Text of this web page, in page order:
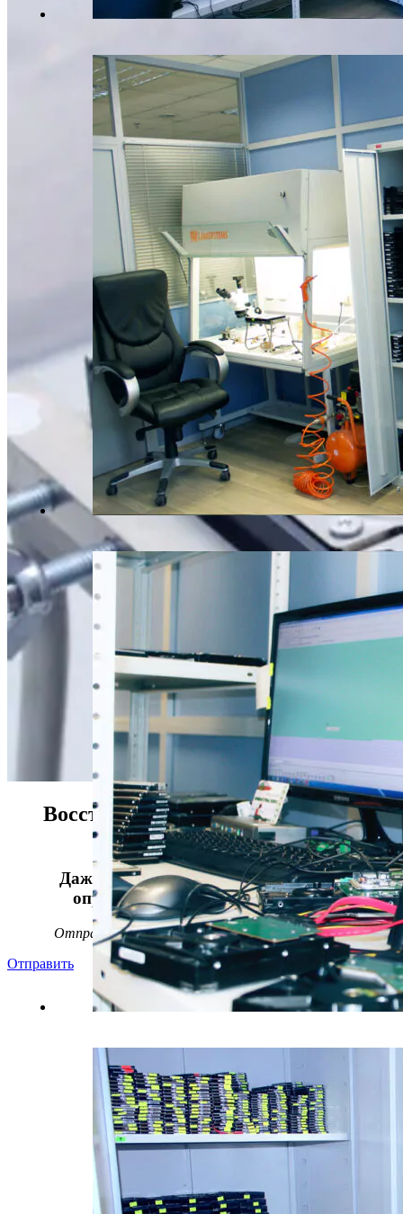
Восстанавливаем данные в 98%
случаев!
Даже, если носитель информации не
определяется, стучит или пищит.
Отправьте заявку набесплатнуюдиагностику
Отправить